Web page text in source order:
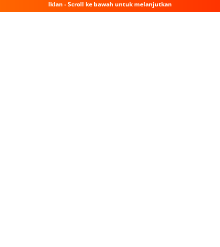
Iklan - Scroll ke bawah untuk melanjutkan